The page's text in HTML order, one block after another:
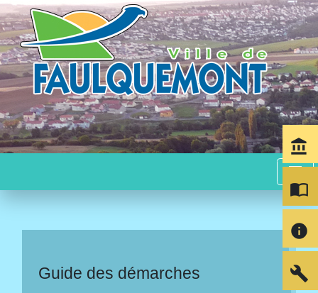
menu
Guide des démarches
account_balance
import_contacts
info
build